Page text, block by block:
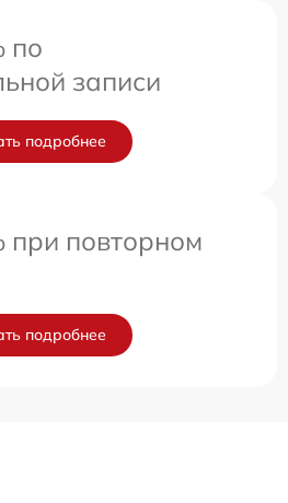
по
записи
подробнее
при повторном
подробнее